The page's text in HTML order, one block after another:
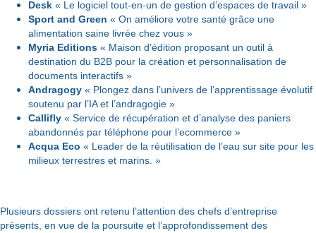
Desk « Le logiciel tout-en-un de gestion d’espaces de travail »
Sport and Green « On améliore votre santé grâce une
alimentation saine livrée chez vous »
Myria Editions « Maison d’édition proposant un outil à
destination du B2B pour la création et personnalisation de
documents interactifs »
Andragogy « Plongez dans l’univers de l’apprentissage évolutif
soutenu par l’IA et l’andragogie »
Callifly « Service de récupération et d’analyse des paniers
abandonnés par téléphone pour l’ecommerce »
Acqua Eco « Leader de la réutilisation de l’eau sur site pour les
milieux terrestres et marins. »
Plusieurs dossiers ont retenu l’attention des chefs d’entreprise
présents, en vue de la poursuite et l’approfondissement des